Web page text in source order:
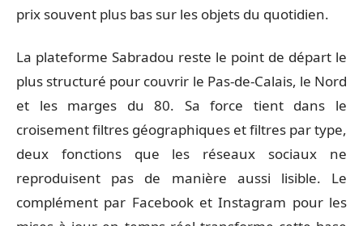
prix souvent plus bas sur les objets du quotidien.
La plateforme Sabradou reste le point de départ le
plus structuré pour couvrir le Pas-de-Calais, le Nord
et les marges du 80. Sa force tient dans le
croisement filtres géographiques et filtres par type,
deux fonctions que les réseaux sociaux ne
reproduisent pas de manière aussi lisible. Le
complément par Facebook et Instagram pour les